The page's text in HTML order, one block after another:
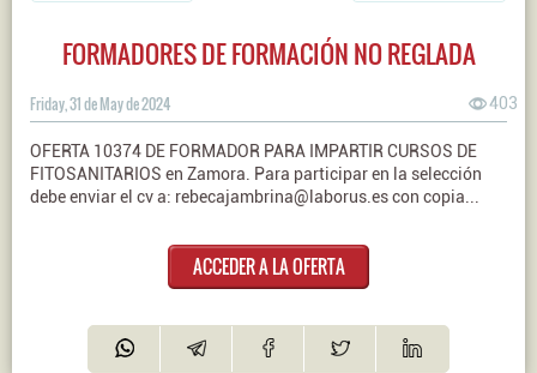
FORMADORES DE FORMACIÓN NO REGLADA
Friday, 31 de May de 2024 403
OFERTA 10374 DE FORMADOR PARA IMPARTIR CURSOS DE
FITOSANITARIOS en Zamora. Para participar en la selección
debe enviar el cv a: rebecajambrina@laborus.es con copia...
ACCEDER A LA OFERTA